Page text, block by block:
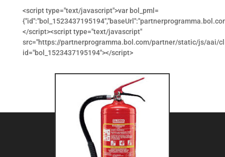
<script type="text/javascript">var bol_pml=
</script><script type="text/javascript"
src="https://partnerprogramma.bol.com/partner/static/js/aai/
id="bol_1523437195194"></script>